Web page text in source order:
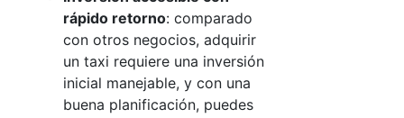
rápido retorno: comparado
con otros negocios, adquirir
un taxi requiere una inversión
inicial manejable, y con una
buena planificación, puedes